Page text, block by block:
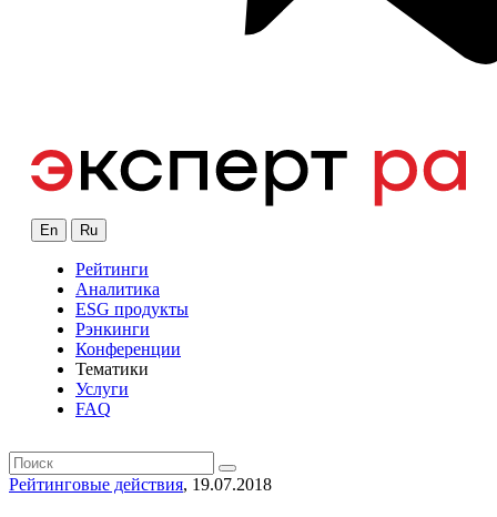
En Ru
Рейтинги
Аналитика
ESG продукты
Рэнкинги
Конференции
Тематики
Услуги
FAQ
Рейтинговые действия, 19.07.2018